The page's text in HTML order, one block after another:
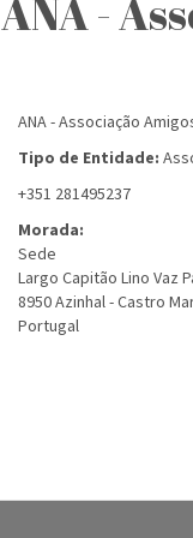
ANA -
ANA - Associação
Tipo de Entidade:
+351 281495237
Morada:
Sede
Largo Capitão Lino Vaz
8950Azinhal - Castro
Portugal